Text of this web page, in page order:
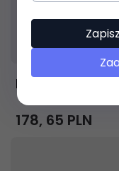
Produkt
Behringer C-1
178, 65 PLN